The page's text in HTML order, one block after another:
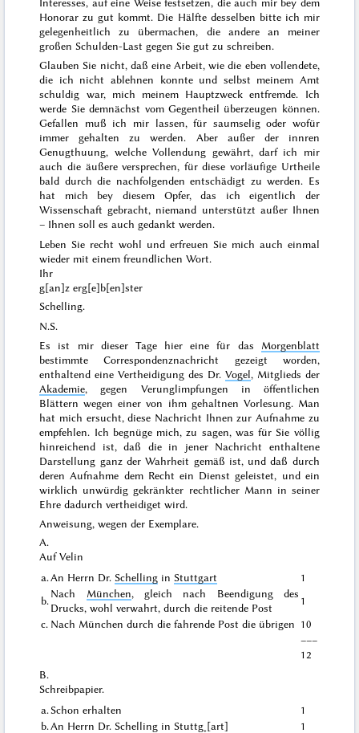
Honorar zu gut kommt. Die Hälfte desselben bitte ich mir
gelegenheitlich zu übermachen, die andere an meiner
großen Schulden-Last gegen Sie gut zu schreiben.
Glauben Sie nicht, daß eine Arbeit, wie die eben vollendete,
die ich nicht ablehnen konnte und selbst meinem Amt
schuldig war, mich meinem Hauptzweck entfremde. Ich
werde Sie demnächst vom Gegentheil überzeugen können.
Gefallen muß ich mir lassen, für saumselig oder wofür
immer gehalten zu werden. Aber außer der innren
Genugthuung, welche Vollendung gewährt, darf ich mir
auch die äußere versprechen, für diese vorläufige Urtheile
bald durch die nachfolgenden entschädigt zu werden. Es
hat mich bey diesem Opfer, das ich eigentlich der
Wissenschaft gebracht, niemand unterstützt außer Ihnen
– Ihnen soll es auch gedankt werden.
Leben Sie recht wohl und erfreuen Sie mich auch einmal
wieder mit einem freundlichen Wort.
Ihr
g[an]z erg[e]b[en]ster
Schelling.
N.S.
Es ist mir dieser Tage hier eine für das Morgenblatt
bestimmte Correspondenznachricht gezeigt worden,
enthaltend eine Vertheidigung des Dr. Vogel, Mitglieds der
Akademie, gegen Verunglimpfungen in öffentlichen
Blättern wegen einer von ihm gehaltnen Vorlesung. Man
hat mich ersucht, diese Nachricht Ihnen zur Aufnahme zu
empfehlen. Ich begnüge mich, zu sagen, was für Sie völlig
hinreichend ist, daß die in jener Nachricht enthaltene
Darstellung ganz derWahrheit gemäß ist, und daß durch
deren Aufnahme dem Recht ein Dienst geleistet, und ein
wirklich unwürdig gekränkter rechtlicher Mann in seiner
Ehre dadurch vertheidiget wird.
Anweisung, wegen der Exemplare.
A.
Auf Velin
a. An Herrn Dr. Schelling in Stuttgart
1
b.
Nach München, gleich nach Beendigung des
Drucks, wohl verwahrt, durch die reitende Post
1
c. Nach München durch diefahrende Post die übrigen 10
–––
12
B.
Schreibpapier.
a. Schon erhalten
1
b. An Herrn Dr. Schelling in Stuttg˖[art]
1